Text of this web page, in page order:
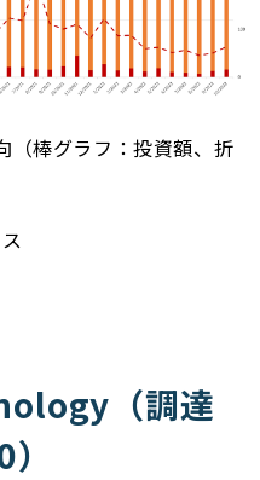
（棒グラフ：投資額、折
（調達